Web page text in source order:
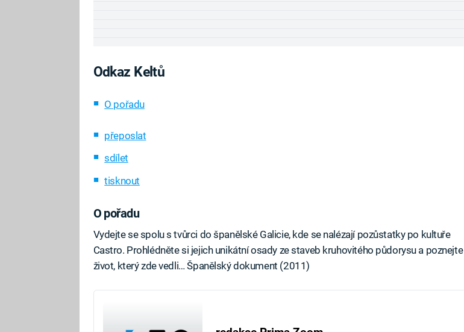
Odkaz Keltů
O pořadu
přeposlat
sdílet
tisknout
O pořadu
Vydejte se spolu s tvůrci do španělské Galicie, kde se nalézají pozůstatky po kultuře
Castro. Prohlédněte si jejich unikátní osady ze staveb kruhovitého půdorysu a poznejte
život, který zde vedli… Španělský dokument (2011)